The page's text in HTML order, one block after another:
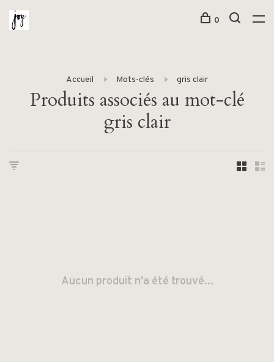
0
Accueil Mots-clés gris clair
Produits associés au mot-clé
gris clair
Aucun produit n'a été trouvé...